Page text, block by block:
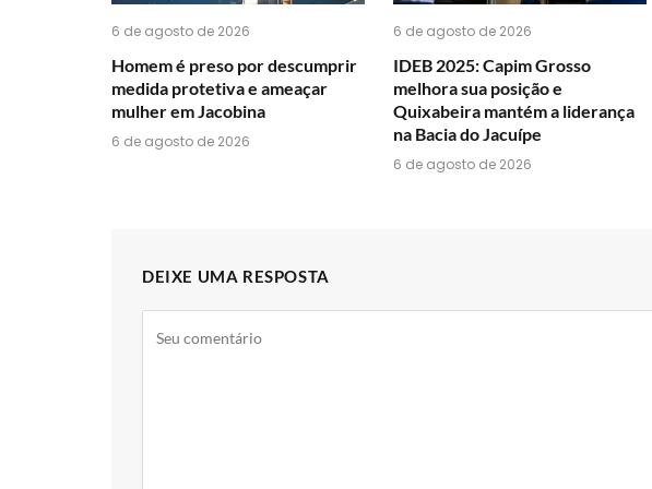
6 de agosto de 2026
Homem é preso por descumprir
medida protetiva e ameaçar
mulher em Jacobina
6 de agosto de 2026
6 de agosto de 2026
IDEB 2025: Capim Grosso
melhora sua posição e
Quixabeira mantém a liderança
na Bacia do Jacuípe
6 de agosto de 2026
DEIXE UMA RESPOSTA